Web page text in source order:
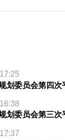
划委员会第四次
划委员会第三次